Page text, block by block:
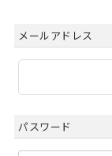
メールアドレス
パスワード